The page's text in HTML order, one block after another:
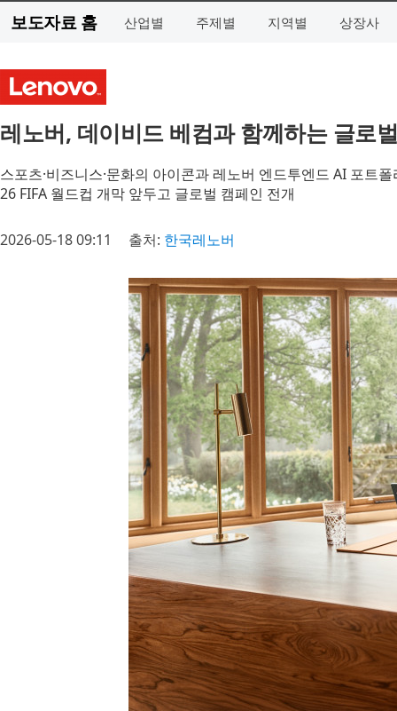
보도자료 홈 산업별 주제별 지역별 상장사
레노버, 데이비드 베컴과 함께하는 글로
스포츠·비즈니스·문화의 아이콘과 레노버 엔드투엔드 AI 포트
26 FIFA 월드컵 개막 앞두고 글로벌 캠페인 전개
2026-05-18 09:11 출처: 한국레노버